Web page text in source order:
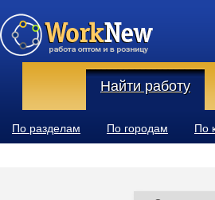
Найти работу
По разделам По городам По